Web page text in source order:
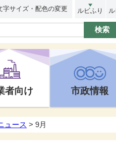
字サイズ・配色の変更 ルビふり
者向け 市政情報
ュース > 9月